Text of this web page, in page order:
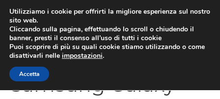
contenuto
Samsung Galaxy
Utilizziamo i cookie per offrirti la migliore esperienza sul nostro
sito web.
Cliccando sulla pagina, effettuando lo scroll o chiudendo il
banner, presti il consenso all’uso di tutti i cookie
Puoi scoprire di più su quali cookie stiamo utilizzando o come
disattivarli nelle impostazioni.
Accetta